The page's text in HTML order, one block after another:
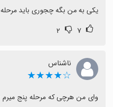
یکی به من بگه چجوری باید مرحله ۵ رو بگذرونیم
۷ ۲
ناشناس
☆★★★★